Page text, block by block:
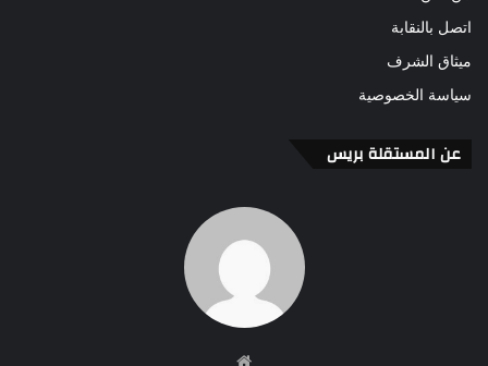
اتصل بالنقابة
ميثاق الشرف
سياسة الخصوصية
عن المستقلة بريس